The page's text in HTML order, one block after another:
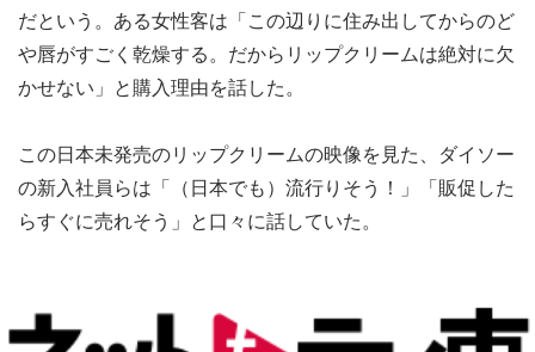
だという。ある女性客は「この辺りに住み出してからのど
や唇がすごく乾燥する。だからリップクリームは絶対に欠
かせない」と購入理由を話した。
この日本未発売のリップクリームの映像を見た、ダイソー
の新入社員らは「（日本でも）流行りそう！」「販促した
らすぐに売れそう」と口々に話していた。